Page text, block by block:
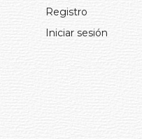
Registro
Iniciar sesión